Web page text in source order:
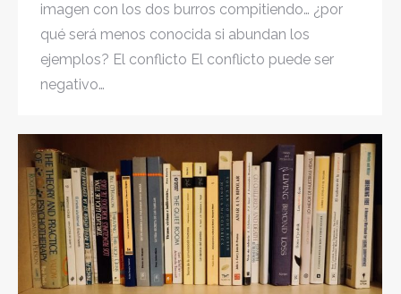
imagen con los dos burros compitiendo… ¿por
qué será menos conocida si abundan los
ejemplos? El conflicto El conflicto puede ser
negativo…